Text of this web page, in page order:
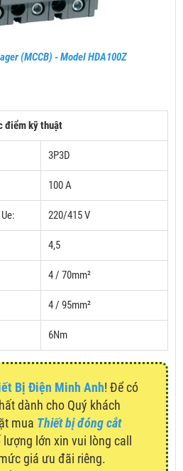
(MCCB) - Model HDA100Z
điểm kỹ thuật
3P3D
100 A
220/415 V
4,5
4 / 70mm²
4 / 95mm²
6Nm
Bị Điện Minh Anh! Để có
dành cho Quý khách
mua Thiết bị đóng cắt
lớn xin vui lòng call
giá ưu đãi riêng.